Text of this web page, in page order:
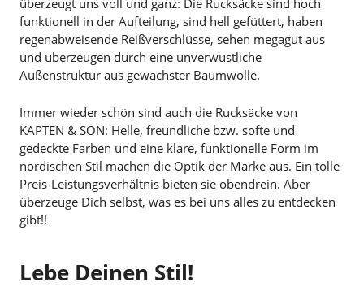
funktionell in der Aufteilung, sind hell gefüttert, haben
regenabweisende Reißverschlüsse, sehen megagut aus
und überzeugen durch eine unverwüstliche
Außenstruktur aus gewachster Baumwolle.
Immer wieder schön sind auch die Rucksäcke von
KAPTEN & SON: Helle, freundliche bzw. softe und
gedeckte Farben und eine klare, funktionelle Form im
nordischen Stil machen die Optik der Marke aus. Ein tolle
Preis-Leistungsverhältnis bieten sie obendrein. Aber
überzeuge Dich selbst, was es bei uns alles zu entdecken
gibt!!
Lebe Deinen Stil!